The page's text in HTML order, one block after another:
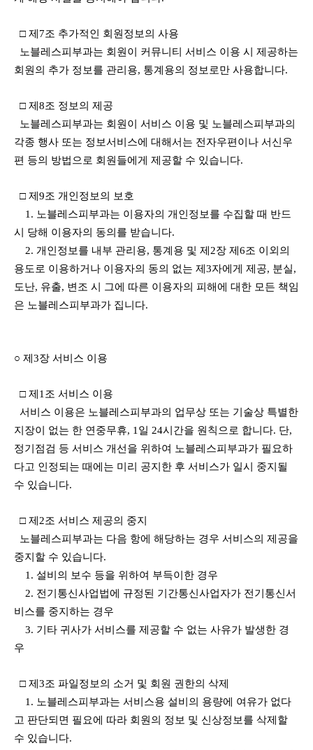
□ 제7조 추가적인 회원정보의 사용
노블레스피부과는 회원이 커뮤니티 서비스 이용 시 제공하는
회원의 추가 정보를 관리용, 통계용의 정보로만 사용합니다.
□ 제8조 정보의 제공
노블레스피부과는 회원이 서비스 이용 및 노블레스피부과의
각종 행사 또는 정보서비스에 대해서는 전자우편이나 서신우
편 등의 방법으로 회원들에게 제공할 수 있습니다.
□ 제9조 개인정보의 보호
1. 노블레스피부과는 이용자의 개인정보를 수집할 때 반드
시 당해 이용자의 동의를 받습니다.
2. 개인정보를 내부 관리용, 통계용 및 제2장 제6조 이외의
용도로 이용하거나 이용자의 동의 없는 제3자에게 제공, 분실,
도난, 유출, 변조 시 그에 따른 이용자의 피해에 대한 모든 책임
은 노블레스피부과가 집니다.
○ 제3장 서비스 이용
□ 제1조 서비스 이용
서비스 이용은 노블레스피부과의 업무상 또는 기술상 특별한
지장이 없는 한 연중무휴, 1일 24시간을 원칙으로 합니다. 단,
정기점검 등 서비스 개선을 위하여 노블레스피부과가 필요하
다고 인정되는 때에는 미리 공지한 후 서비스가 일시 중지될
수 있습니다.
□ 제2조 서비스 제공의 중지
노블레스피부과는 다음 항에 해당하는 경우 서비스의 제공을
중지할 수 있습니다.
1. 설비의 보수 등을 위하여 부득이한 경우
2. 전기통신사업법에 규정된 기간통신사업자가 전기통신서
비스를 중지하는 경우
3. 기타 귀사가 서비스를 제공할 수 없는 사유가 발생한 경
우
□ 제3조 파일정보의 소거 및 회원 권한의 삭제
1. 노블레스피부과는 서비스용 설비의 용량에 여유가 없다
고 판단되면 필요에 따라 회원의 정보 및 신상정보를 삭제할
수 있습니다.